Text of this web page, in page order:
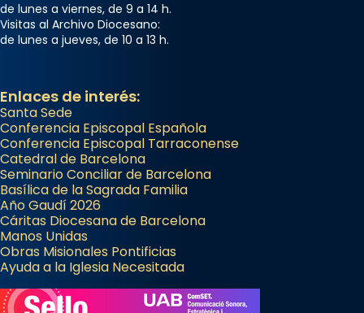
de lunes a viernes, de 9 a 14 h.
Visitas al Archivo Diocesano:
de lunes a jueves, de 10 a 13 h.
Enlaces de interés:
Santa Sede
Conferencia Episcopal Española
Conferencia Episcopal Tarraconense
Catedral de Barcelona
Seminario Conciliar de Barcelona
Basílica de la Sagrada Familia
Año Gaudí 2026
Cáritas Diocesana de Barcelona
Manos Unidas
Obras Misionales Pontificias
Ayuda a la Iglesia Necesitada